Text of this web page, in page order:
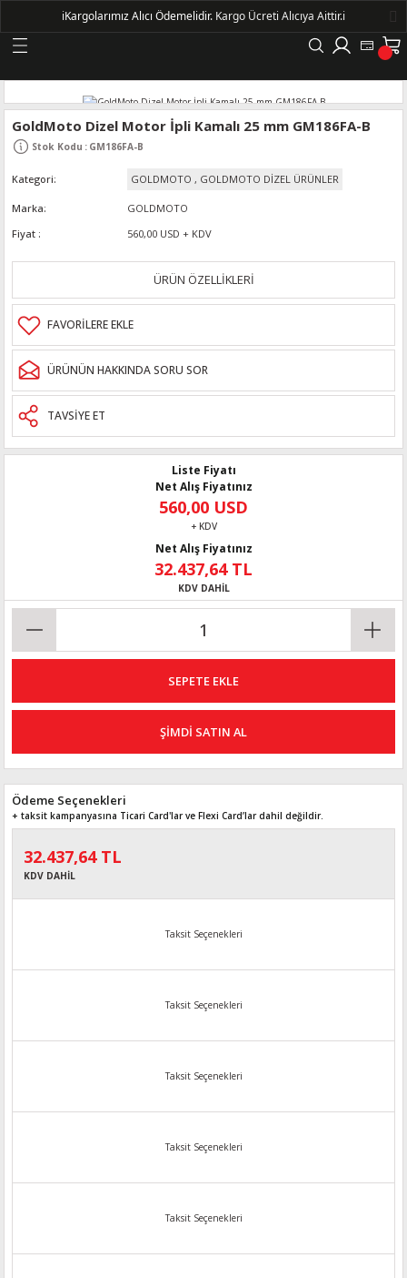
Geri Dön
GoldMoto Dizel Motor İpli Kamalı 25 mm GM186FA-B
Stok Kodu : GM186FA-B
Kategori GOLDMOTO , GOLDMOTO DİZEL ÜRÜNLER
Marka
GOLDMOTO
Fiyat
560,00 USD + KDV
ÜRÜN ÖZELLİKLERİ
ÜRÜNÜN HAKKINDA SORU SOR
TAVSİYE ET
Liste Fiyatı
Net Alış Fiyatınız
560,00 USD
+ KDV
Net Alış Fiyatınız
32.437,64 TL
KDV DAHİL
SEPETE EKLE
ŞİMDİ SATIN AL
Ödeme Seçenekleri
+ taksit kampanyasına Ticari Card'lar ve Flexi Card’lar dahil değildir.
32.437,64 TL
KDV DAHİL
Taksit Seçenekleri
Taksit Seçenekleri
Taksit Seçenekleri
Taksit Seçenekleri
Taksit Seçenekleri
ℹ️Kargolarımız Alıcı Ödemelidir. Kargo Ücreti Alıcıya Aittir.ℹ️